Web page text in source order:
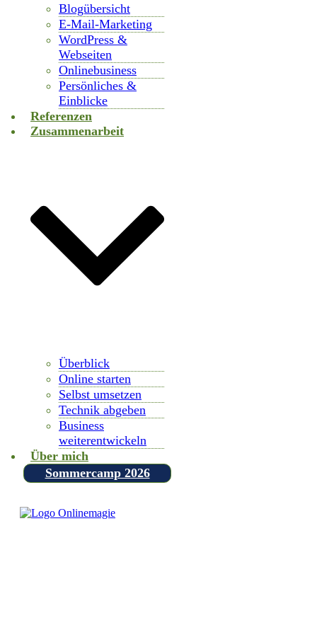
Blogübersicht
E-Mail-Marketing
WordPress &
Webseiten
Onlinebusiness
Persönliches &
Einblicke
Referenzen
Zusammenarbeit
Überblick
Online starten
Selbst umsetzen
Technik abgeben
Business
weiterentwickeln
Über mich
Sommercamp 2026